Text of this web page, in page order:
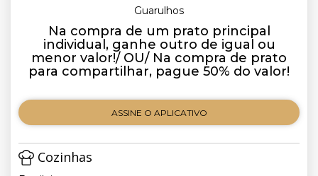
Guarulhos
Na compra de um prato principal
individual, ganhe outro de igual ou
menor valor!/ OU/ Na compra de prato
para compartilhar, pague 50% do valor!
ASSINE O APLICATIVO
Cozinhas